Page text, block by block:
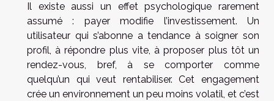
Il existe aussi un effet psychologique rarement
assumé : payer modifie l’investissement. Un
utilisateur qui s’abonne a tendance à soigner son
profil, à répondre plus vite, à proposer plus tôt un
rendez-vous, bref, à se comporter comme
quelqu’un qui veut rentabiliser. Cet engagement
crée un environnement un peu moins volatil, et c’est